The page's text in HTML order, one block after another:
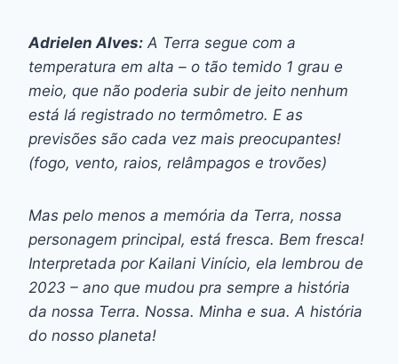
Adrielen Alves: A Terra segue com a
temperatura em alta – o tão temido 1 grau e
meio, que não poderia subir de jeito nenhum
está lá registrado no termômetro. E as
previsões são cada vez mais preocupantes!
(fogo, vento, raios, relâmpagos e trovões)
Mas pelo menos a memória da Terra, nossa
personagem principal, está fresca. Bem fresca!
Interpretada por Kailani Vinício, ela lembrou de
2023 – ano que mudou pra sempre a história
da nossa Terra. Nossa. Minha e sua. A história
do nosso planeta!